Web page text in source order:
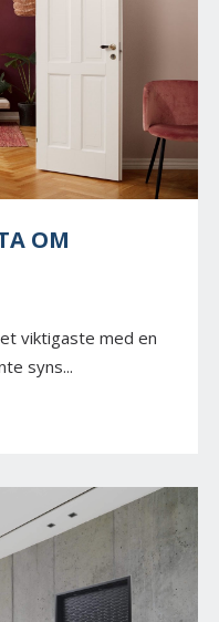
OM
viktigaste med en
syns...